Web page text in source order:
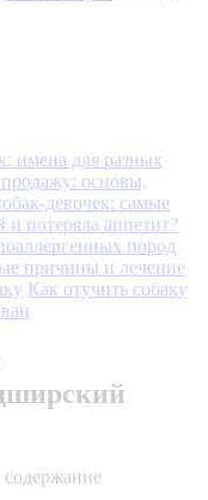
имена для разных
продажу: основы,
девочек: самые
и потеряла аппетит?
пород
причины и лечение
Как отучить собаку
содержание